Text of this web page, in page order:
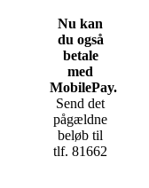
Nu kan
du også
betale
med
MobilePay.
Send det
pågældne
beløb til
tlf. 81662